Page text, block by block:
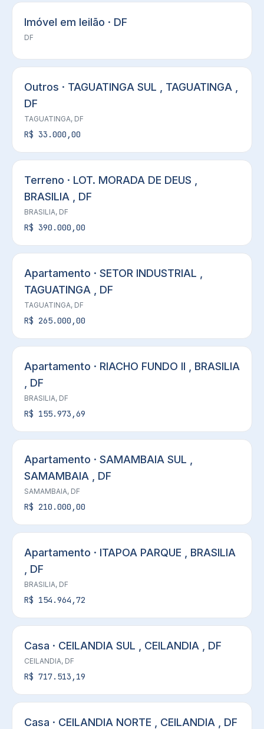
Imóvel em leilão · DF
DF
Outros · TAGUATINGA SUL , TAGUATINGA ,
DF
TAGUATINGA, DF
R$ 33.000,00
Terreno · LOT. MORADA DE DEUS ,
BRASILIA , DF
BRASILIA, DF
R$ 390.000,00
Apartamento · SETOR INDUSTRIAL ,
TAGUATINGA , DF
TAGUATINGA, DF
R$ 265.000,00
Apartamento · RIACHO FUNDO II , BRASILIA
, DF
BRASILIA, DF
R$ 155.973,69
Apartamento · SAMAMBAIA SUL ,
SAMAMBAIA , DF
SAMAMBAIA, DF
R$ 210.000,00
Apartamento · ITAPOA PARQUE , BRASILIA
, DF
BRASILIA, DF
R$ 154.964,72
Casa · CEILANDIA SUL , CEILANDIA , DF
CEILANDIA, DF
R$ 717.513,19
Casa · CEILANDIA NORTE , CEILANDIA , DF